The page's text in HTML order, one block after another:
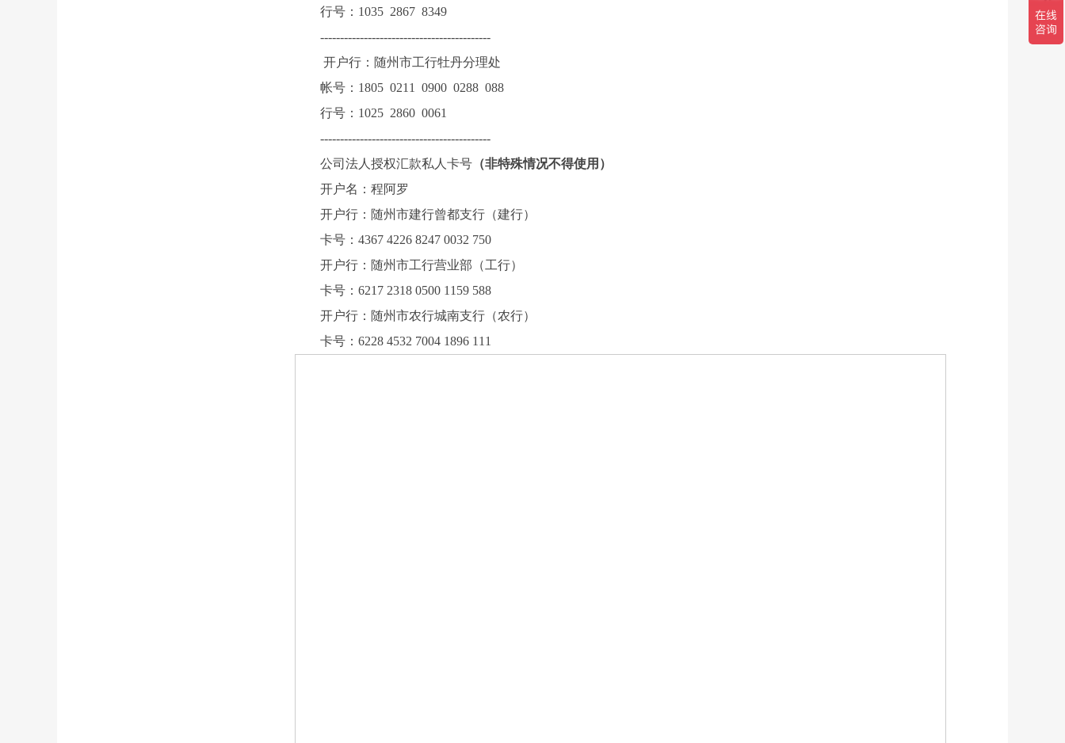
行号：1035 2867 8349
-------------------------------------------
开户行：随州市工行牡丹分理处
帐号：1805 0211 0900 0288 088
行号：1025 2860 0061
-------------------------------------------
公司法人授权汇款私人卡号 （非特殊情况不得使用）
开户名：程阿罗
开户行：随州市建行曾都支行（建行）
卡号：4367 4226 8247 0032 750
开户行：随州市工行营业部（工行）
卡号：6217 2318 0500 1159 588
开户行：随州市农行城南支行（农行）
卡号：6228 4532 7004 1896 111